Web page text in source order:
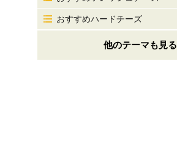
おすすめハードチーズ
他のテーマも見る